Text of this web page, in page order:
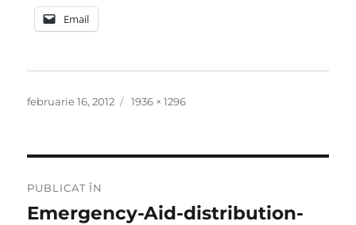
Email
Publicat
februarie 16, 2012
Dimensiune
1936 × 1296
în
PUBLICAT ÎN
Emergency-Aid-distribution-